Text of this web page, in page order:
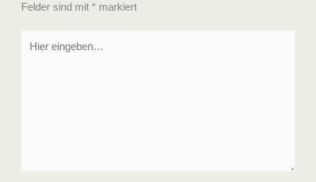
Felder sind mit * markiert
eingeben…